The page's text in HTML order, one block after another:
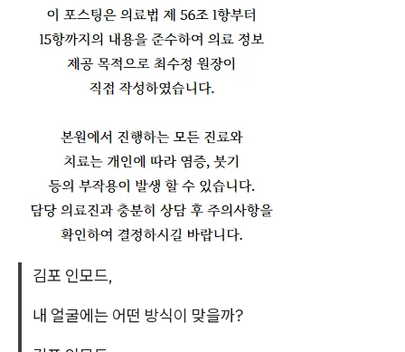
김포 인모드,
내 얼굴에는 어떤 방식이 맞을까?